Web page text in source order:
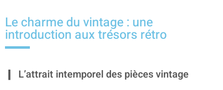
Le charme du vintage : une
introduction aux trésors rétro
L’attrait intemporel des pièces vintage